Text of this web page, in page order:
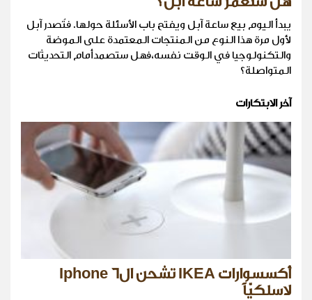
يبدأ اليوم بيع ساعة آبل ويفتح باب الأسئلة حولها. فتُصدر آبل
لأول مرة هذا النوع من المنتجات المعتمدة على الموضة
والتكنولوجيا في الوقت نفسه،فهل ستصمدأمام التحديثات
المتواصلة؟
آخر الابتكارات
أكسسوارات IKEA تشحن الIphone 6
لاسلكيّاً